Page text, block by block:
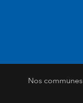
Nos communes